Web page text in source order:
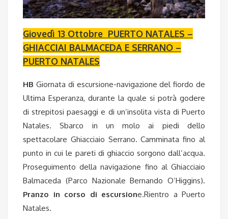
Giovedì 13 Ottobre PUERTO NATALES –
GHIACCIAI BALMACEDA E SERRANO –
PUERTO NATALES
HB Giornata di escursione-navigazione del fiordo de
Ultima Esperanza, durante la quale si potrà godere
di strepitosi paesaggi e di un’insolita vista di Puerto
Natales. Sbarco in un molo ai piedi dello
spettacolare Ghiacciaio Serrano. Camminata fino al
punto in cui le pareti di ghiaccio sorgono dall’acqua.
Proseguimento della navigazione fino al Ghiacciaio
Balmaceda (Parco Nazionale Bernando O’Higgins).
Pranzo in corso di escursione.Rientro a Puerto
Natales.